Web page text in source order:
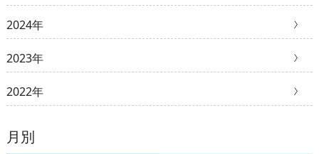
2024年
2023年
2022年
月別